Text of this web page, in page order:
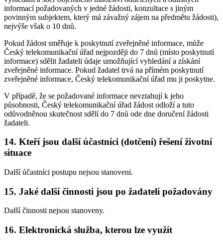
informací požadovaných v jedné žádosti, konzultace s jiným
povinným subjektem, který má závažný zájem na předmětu žádosti),
nejvýše však o 10 dnů.
Pokud žádost směřuje k poskytnutí zveřejněné informace, může
Český telekomunikační úřad nejpozději do 7 dnů (místo poskytnutí
informace) sdělit žadateli údaje umožňující vyhledání a získání
zveřejněné informace. Pokud žadatel trvá na přímém poskytnutí
zveřejněné informace, Český telekomunikační úřad mu ji poskytne.
V případě, že se požadované informace nevztahují k jeho
působnosti, Český telekomunikační úřad žádost odloží a tuto
odůvodněnou skutečnost sdělí do 7 dnů ode dne doručení žádosti
žadateli.
14. Kteří jsou další účastníci (dotčení) řešení životní
situace
Další účastníci postupu nejsou stanoveni.
15. Jaké další činnosti jsou po žadateli požadovány
Další činnosti nejsou stanoveny.
16. Elektronická služba, kterou lze využít